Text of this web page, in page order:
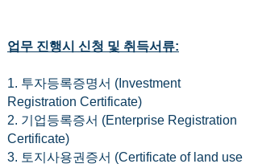
업무 진행시 신청 및 취득서류:
1. 투자등록증명서 (Investment
Registration Certificate)
2. 기업등록증서 (Enterprise Registration
Certificate)
3. 토지사용권증서 (Certificate of land use